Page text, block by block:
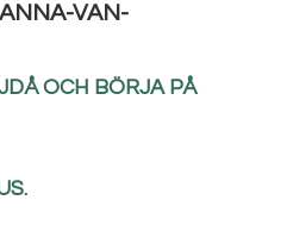
VAN-
OCH BÖRJA PÅ